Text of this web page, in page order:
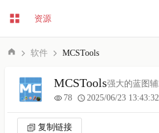
资源
软件 MCSTools
MCSTools
78
2025/06/23 13:43:32
复制链接